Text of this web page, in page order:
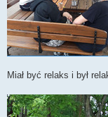
Miał być relaks i był